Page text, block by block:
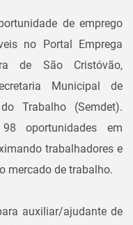
de emprego
no Portal Emprega
de São Cristóvão,
Municipal de
Trabalho (Semdet).
oportunidades em
trabalhadores e
mercado de trabalho.
auxiliar/ajudante de